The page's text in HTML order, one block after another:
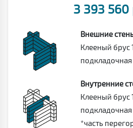
3 393 560
Внешние
Клееный брус
подкладочная
Внутренние
Клееный брус
подкладочная
*часть